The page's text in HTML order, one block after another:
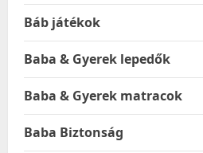
Báb játékok
Baba & Gyerek lepedők
Baba & Gyerek matracok
Baba Biztonság